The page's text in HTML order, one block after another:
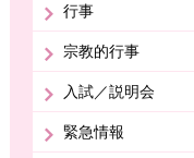
行事
宗教的行事
入試／説明会
緊急情報